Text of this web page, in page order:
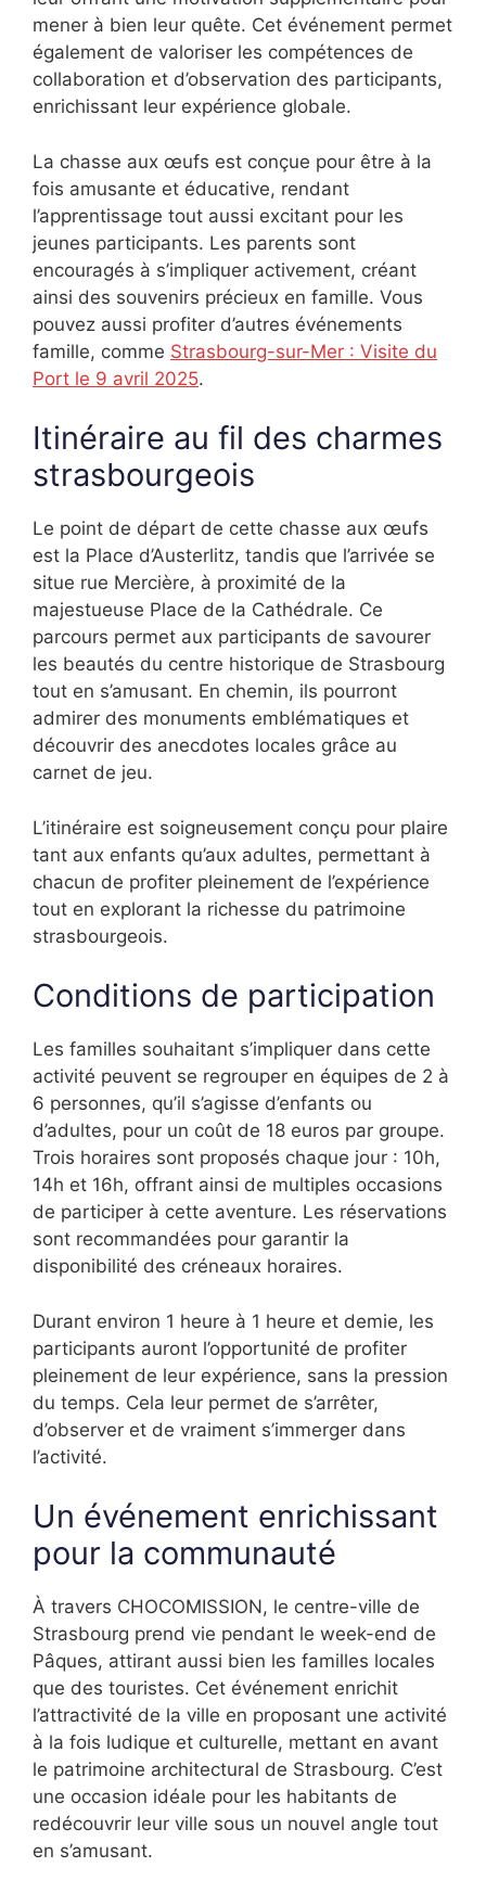
mener à bien leur quête. Cet événement permet
également de valoriser les compétences de
collaboration et d’observation des participants,
enrichissant leur expérience globale.
La chasse aux œufs est conçue pour être à la
fois amusante et éducative, rendant
l’apprentissage tout aussi excitant pour les
jeunes participants. Les parents sont
encouragés à s’impliquer activement, créant
ainsi des souvenirs précieux en famille. Vous
pouvez aussi profiter d’autres événements
famille, comme Strasbourg-sur-Mer : Visite du
Port le 9 avril 2025.
Itinéraire au fil des charmes
strasbourgeois
Le point de départ de cette chasse aux œufs
est la Place d’Austerlitz, tandis que l’arrivée se
situe rue Mercière, à proximité de la
majestueuse Place de la Cathédrale. Ce
parcours permet aux participants de savourer
les beautés du centre historique de Strasbourg
tout en s’amusant. En chemin, ils pourront
admirer des monuments emblématiques et
découvrir des anecdotes locales grâce au
carnet de jeu.
L’itinéraire est soigneusement conçu pour plaire
tant aux enfants qu’aux adultes, permettant à
chacun de profiter pleinement de l’expérience
tout en explorant la richesse du patrimoine
strasbourgeois.
Conditions de participation
Les familles souhaitant s’impliquer dans cette
activité peuvent se regrouper en équipes de 2 à
6 personnes, qu’il s’agisse d’enfants ou
d’adultes, pour un coût de 18 euros par groupe.
Trois horaires sont proposés chaque jour : 10h,
14h et 16h, offrant ainsi de multiples occasions
de participer à cette aventure. Les réservations
sont recommandées pour garantir la
disponibilité des créneaux horaires.
Durant environ 1 heure à 1 heure et demie, les
participants auront l’opportunité de profiter
pleinement de leur expérience, sans la pression
du temps. Cela leur permet de s’arrêter,
d’observer et de vraiment s’immerger dans
l’activité.
Un événement enrichissant
pour la communauté
À travers CHOCOMISSION, le centre-ville de
Strasbourg prend vie pendant le week-end de
Pâques, attirant aussi bien les familles locales
que des touristes. Cet événement enrichit
l’attractivité de la ville en proposant une activité
à la fois ludique et culturelle, mettant en avant
le patrimoine architectural de Strasbourg. C’est
une occasion idéale pour les habitants de
redécouvrir leur ville sous un nouvel angle tout
en s’amusant.